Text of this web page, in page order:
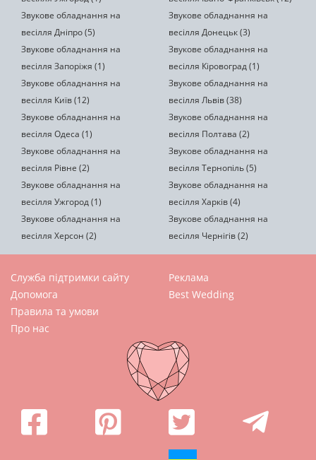
Звукове обладнання на
весілля Дніпро (5)
Звукове обладнання на
весілля Донецьк (3)
Звукове обладнання на
весілля Запоріжя (1)
Звукове обладнання на
весілля Кіровоград (1)
Звукове обладнання на
весілля Київ (12)
Звукове обладнання на
весілля Львів (38)
Звукове обладнання на
весілля Одеса (1)
Звукове обладнання на
весілля Полтава (2)
Звукове обладнання на
весілля Рівне (2)
Звукове обладнання на
весілля Тернопіль (5)
Звукове обладнання на
весілля Ужгород (1)
Звукове обладнання на
весілля Харків (4)
Звукове обладнання на
весілля Херсон (2)
Звукове обладнання на
весілля Чернігів (2)
Служба підтримки сайту
Допомога
Правила та умови
Про нас
Реклама
Best Wedding